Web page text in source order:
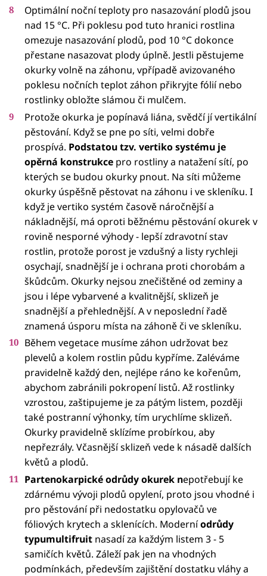
Optimální noční teploty pro nasazování plodů jsou
nad 15 °C. Při poklesu pod tuto hranici rostlina
omezuje nasazování plodů, pod 10 °C dokonce
přestane nasazovat plody úplně. Jestli pěstujeme
okurky volně na záhonu, vpřípadě avizovaného
poklesu nočních teplot záhon přikryjte fólií nebo
rostlinky obložte slámou či mulčem.
Protože okurka je popínavá liána, svědčí jí vertikální
pěstování. Když se pne po síti, velmi dobře
prospívá. Podstatou tzv. vertiko systému je
opěrná konstrukce pro rostliny a natažení sítí, po
kterých se budou okurky pnout. Na síti můžeme
okurky úspěšně pěstovat na záhonu i ve skleníku. I
když je vertiko systém časově náročnější a
nákladnější, má oproti běžnému pěstování okurek v
rovině nesporné výhody - lepší zdravotní stav
rostlin, protože porost je vzdušný a listy rychleji
osychají, snadnější je i ochrana proti chorobám a
škůdcům. Okurky nejsou znečištěné od zeminy a
jsou i lépe vybarvené a kvalitnější, sklizeň je
snadnější a přehlednější. A v neposlední řadě
znamená úsporu místa na záhoně či ve skleníku.
Během vegetace musíme záhon udržovat bez
plevelů a kolem rostlin půdu kypříme. Zaléváme
pravidelně každý den, nejlépe ráno ke kořenům,
abychom zabránili pokropení listů. Až rostlinky
vzrostou, zaštipujeme je za pátým listem, později
také postranní výhonky, tím urychlíme sklizeň.
Okurky pravidelně sklízíme probírkou, aby
nepřezrály. Včasnější sklizeň vede k násadě dalších
květů a plodů.
Partenokarpické odrůdy okurek nepotřebují ke
zdárnému vývoji plodů opylení, proto jsou vhodné i
pro pěstování při nedostatku opylovačů ve
fóliových krytech a sklenících. Moderníodrůdy
typumultifruit nasadí za každým listem 3 - 5
samičích květů. Záleží pak jen na vhodných
podmínkách, především zajištění dostatku vláhy a